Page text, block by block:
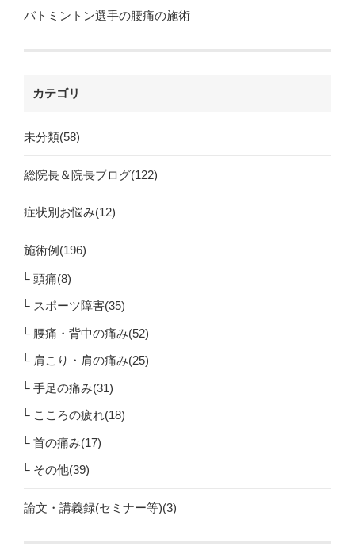
バトミントン選手の腰痛の施術
カテゴリ
未分類(58)
総院長＆院長ブログ(122)
症状別お悩み(12)
施術例(196)
頭痛(8)
スポーツ障害(35)
腰痛・背中の痛み(52)
肩こり・肩の痛み(25)
手足の痛み(31)
こころの疲れ(18)
首の痛み(17)
その他(39)
論文・講義録(セミナー等)(3)